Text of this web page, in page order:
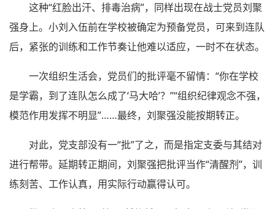
这种“红脸出汗、排毒治病”，同样出现在战士党员刘聚
强身上。小刘入伍前在学校被确定为预备党员，可来到连队
后，紧张的训练和工作节奏让他难以适应，一时不在状态。
一次组织生活会，党员们的批评毫不留情：“你在学校
是学霸，到了连队怎么成了‘马大哈’？”“组织纪律观念不强，
模范作用发挥不明显”……最终，刘聚强没能按期转正。
对此，党支部没有一“批”了之，而是指定支委与其结对
进行帮带。延期转正期间，刘聚强把批评当作“清醒剂”，训
练刻苦、工作认真，用实际行动赢得认可。